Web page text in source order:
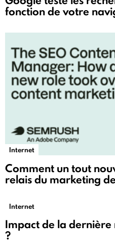
fonction de votre
Internet
Comment un tout
relais du marketing
Internet
Impact de la
?